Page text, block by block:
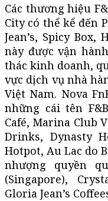
Các thương hiệu
City có thể kể đến
Jean’s, Spicy
này được vận
thác kinh doanh,
vực dịch vụ nhà
Việt Nam. Nova
những cái tên
Café, Marina Club
Drinks, Dynasty
Hotpot, Au Lac do
nhượng quyền
(Singapore),
Gloria Jean’s